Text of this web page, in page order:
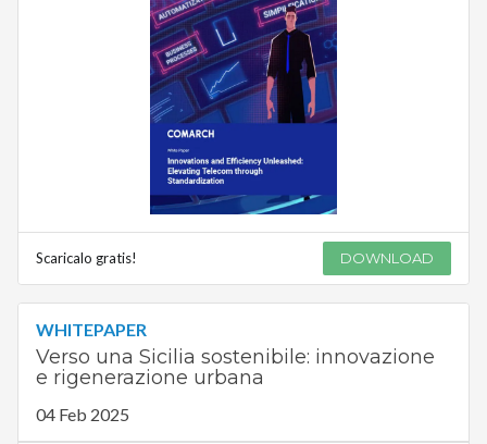
Scaricalo gratis! DOWNLOAD
WHITEPAPER
Verso una Sicilia sostenibile: innovazione
e rigenerazione urbana
04 Feb 2025